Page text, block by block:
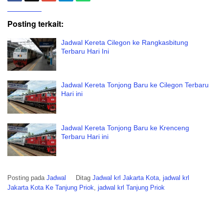
Posting terkait:
Jadwal Kereta Cilegon ke Rangkasbitung
Terbaru Hari Ini
Jadwal Kereta Tonjong Baru ke Cilegon Terbaru
Hari ini
Jadwal Kereta Tonjong Baru ke Krenceng
Terbaru Hari ini
Posting pada Jadwal Ditag Jadwal krl Jakarta Kota, jadwal krl
Jakarta Kota Ke Tanjung Priok, jadwal krl Tanjung Priok